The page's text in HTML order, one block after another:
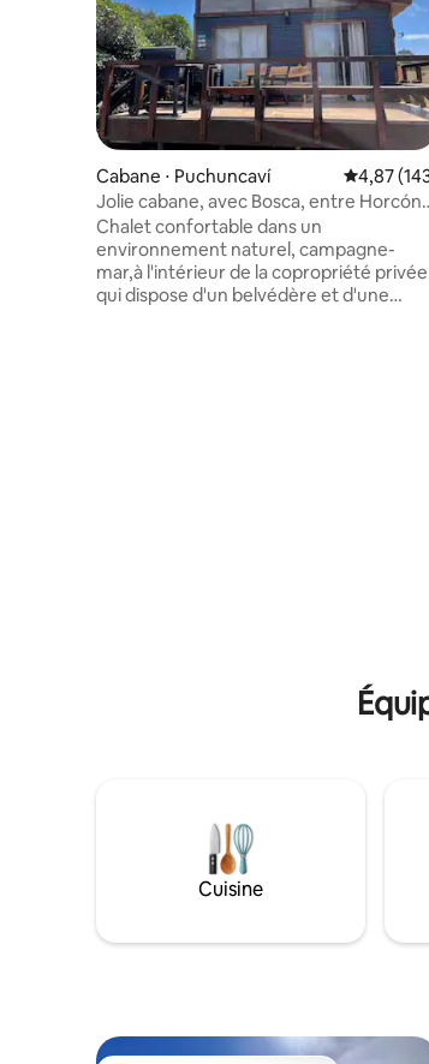
Cabane ⋅ Puchuncaví
4,87
Jolie cabane, avec Bosca, entre Horcón
et Maitencillo.
Chalet confortable dans un
environnement naturel, campagne-
mar,à l'intérieur de la copropriété privée
qui dispose d'un belvédère et d'une
Cuisine